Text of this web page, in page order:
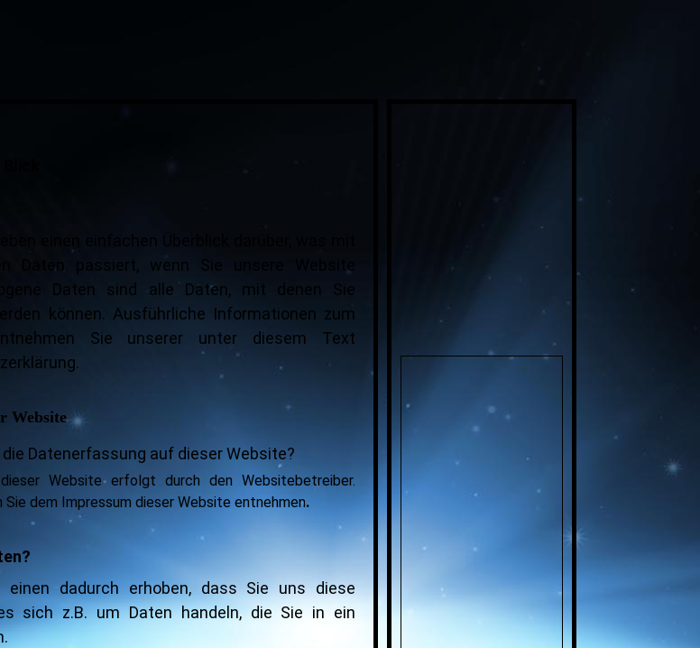
einen einfachen Überblick darüber, was mit
Daten passiert, wenn Sie unsere Website
Daten sind alle Daten, mit denen Sie
können. Ausführliche Informationen zum
Sie unserer unter diesem Text
Website
Datenerfassung auf dieser Website?
Website erfolgt durch den Websitebetreiber.
dem Impressum dieser Website entnehmen.
einen dadurch erhoben, dass Sie uns diese
sich z.B. um Daten handeln, die Sie in ein